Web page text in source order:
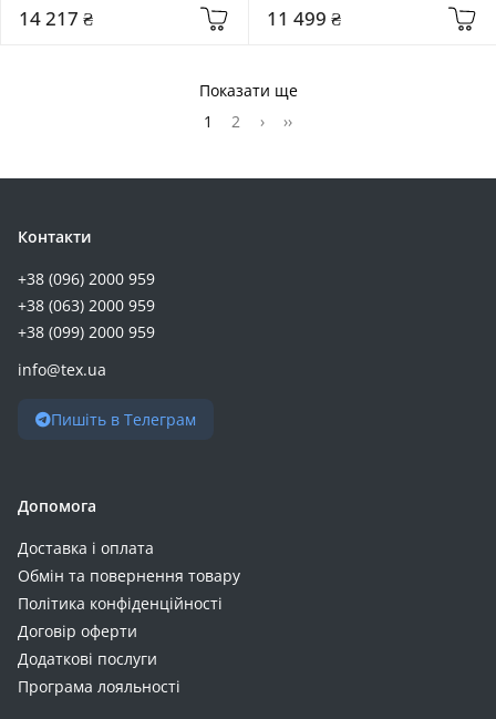
14 217 ₴ 11 499 ₴
Показати ще
1
2 › ››
Контакти
+38 (096) 2000 959
+38 (063) 2000 959
+38 (099) 2000 959
info@tex.ua
Пишіть в Телеграм
Допомога
Доставка і оплата
Обмін та повернення товару
Політика конфіденційності
Договір оферти
Додаткові послуги
Програма лояльності